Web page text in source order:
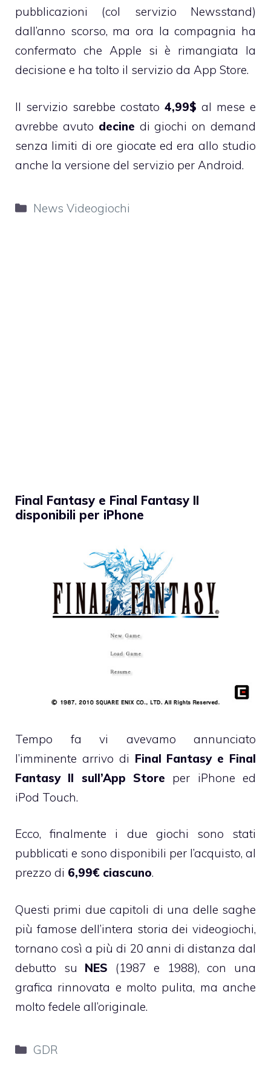
pubblicazioni (col servizio Newsstand)
dall’anno scorso, ma ora la compagnia ha
confermato che Apple si è rimangiata la
decisione e ha tolto il servizio da App Store.
Il servizio sarebbe costato 4,99$ al mese e
avrebbe avuto decine di giochi on demand
senza limiti di ore giocate ed era allo studio
anche la versione del servizio per Android.
Categorie
News Videogiochi
Final Fantasy e Final Fantasy II
disponibili per iPhone
Tempo fa vi avevamo annunciato
l’imminente arrivo di Final Fantasy e Final
Fantasy II sull’App Store per iPhone ed
iPod Touch.
Ecco, finalmente i due giochi sono stati
pubblicati e sono disponibili per l’acquisto, al
prezzo di 6,99€ ciascuno.
Questi primi due capitoli di una delle saghe
più famose dell’intera storia dei videogiochi,
tornano così a più di 20 anni di distanza dal
debutto su NES (1987 e 1988), con una
grafica rinnovata e molto pulita, ma anche
molto fedele all’originale.
Categorie
GDR